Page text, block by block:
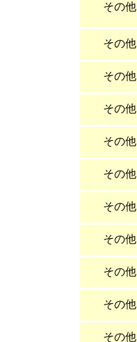
その他
その他
その他
その他
その他
その他
その他
その他
その他
その他
その他